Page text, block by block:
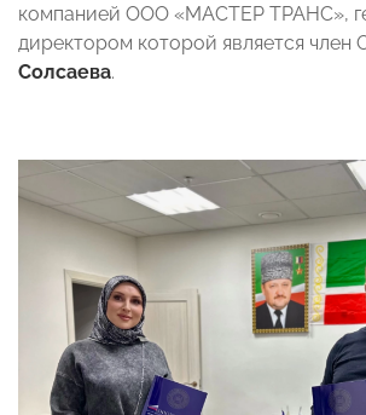
компанией ООО «МАСТЕР ТРАНС»,
директором которой является член
Солсаева.